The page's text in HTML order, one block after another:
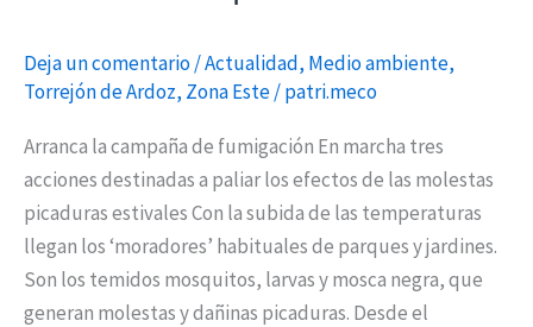
Deja un comentario/Actualidad, Medio ambiente,
Torrejón de Ardoz, Zona Este/patri.meco
Arranca la campaña de fumigación En marcha tres
acciones destinadas a paliar los efectos de las molestas
picaduras estivales Con la subida de las temperaturas
llegan los ‘moradores’ habituales de parques y jardines.
Son los temidos mosquitos, larvas y mosca negra, que
generan molestas y dañinas picaduras. Desde el